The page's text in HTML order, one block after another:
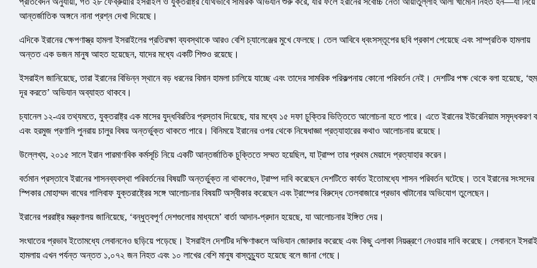
আন্তর্জাতিক অঙ্গনে নানা প্রশ্ন দেখা দিয়েছে।
এদিকে ইরানের ক্ষেপণাস্ত্র হামলা ইসরাইলের প্রতিরক্ষা ব্যবস্থাকে আরও বেশি চ্যালেঞ্জের মুখে ফেলছে। তেল আবিবে ধ্বংসস্তূপের ছবি প্রকাশ পেয়েছে এবং সাম্প্রতিক হামলায়
অন্তত এক ডজন মানুষ আহত হয়েছেন, যাদের মধ্যে একটি শিশুও রয়েছে।
ইসরাইল জানিয়েছে, তারা ইরানের বিভিন্ন স্থানে বড় ধরনের বিমান হামলা চালিয়ে যাচ্ছে এবং তাদের সামরিক পরিকল্পনায় কোনো পরিবর্তন নেই। দেশটির পক্ষ থেকে বলা হয়েছে,
দূর করতে’ অভিযান অব্যাহত থাকবে।
চ্যানেল ১২-এর তথ্যমতে, যুক্তরাষ্ট্র এক মাসের যুদ্ধবিরতির প্রস্তাব দিয়েছে, যার মধ্যে ১৫ দফা চুক্তির ভিত্তিতে আলোচনা হতে পারে। এতে ইরানের ইউরেনিয়াম সমৃদ্ধকরণ
এবং হরমুজ প্রণালি পুনরায় চালুর বিষয় অন্তর্ভুক্ত থাকতে পারে। বিনিময়ে ইরানের ওপর থেকে নিষেধাজ্ঞা প্রত্যাহারের কথাও আলোচনায় রয়েছে।
উল্লেখ্য, ২০১৫ সালে ইরান পারমাণবিক কর্মসূচি নিয়ে একটি আন্তর্জাতিক চুক্তিতে সম্মত হয়েছিল, যা ট্রাম্প তার প্রথম মেয়াদে প্রত্যাহার করেন।
বর্তমান প্রস্তাবে ইরানের শাসনব্যবস্থা পরিবর্তনের বিষয়টি অন্তর্ভুক্ত না থাকলেও, ট্রাম্প দাবি করেছেন দেশটিতে কার্যত ইতোমধ্যে শাসন পরিবর্তন ঘটেছে। তবে ইরানের সংসদের
স্পিকার মোহাম্মদ বাঘের গালিবাফ যুক্তরাষ্ট্রের সঙ্গে আলোচনার বিষয়টি অস্বীকার করেছেন এবং ট্রাম্পের বিরুদ্ধে তেলবাজারে প্রভাব খাটানোর অভিযোগ তুলেছেন।
ইরানের পররাষ্ট্র মন্ত্রণালয় জানিয়েছে, ‘বন্ধুত্বপূর্ণ দেশগুলোর মাধ্যমে’ বার্তা আদান-প্রদান হয়েছে, যা আলোচনার ইঙ্গিত দেয়।
সংঘাতের প্রভাব ইতোমধ্যে লেবাননেও ছড়িয়ে পড়েছে। ইসরাইল দেশটির দক্ষিণাঞ্চলে অভিযান জোরদার করেছে এবং কিছু এলাকা নিয়ন্ত্রণে নেওয়ার দাবি করেছে। লেবাননে
হামলায় এখন পর্যন্ত অন্তত ১,০৭২ জন নিহত এবং ১০ লাখের বেশি মানুষ বাস্তুচ্যুত হয়েছে বলে জানা গেছে।